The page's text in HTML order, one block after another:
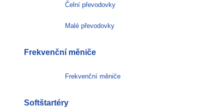
Čelní převodovky
Malé převodovky
Frekvenční měniče
Frekvenční měniče
Softštartéry